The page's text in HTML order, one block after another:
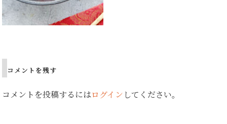
コメントを残す
コメントを投稿するにはログイン してください。